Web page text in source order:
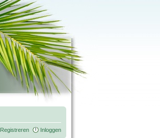
Registreren Inloggen